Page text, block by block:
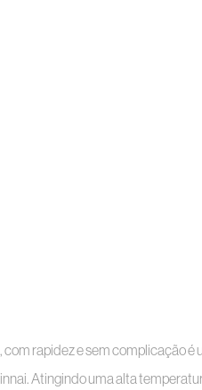
rapidez e sem complicação é
Atingindo uma alta